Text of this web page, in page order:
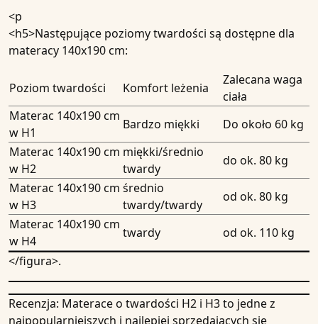
<p
<h5>Następujące poziomy twardości są dostępne dla
materacy 140x190 cm:
Poziom twardości Komfort leżenia
Zalecana waga
ciała
Materac 140x190 cm
w H1
Bardzo miękki
Do około 60 kg
Materac 140x190 cm
w H2
miękki/średnio
twardy
do ok. 80 kg
Materac 140x190 cm
w H3
średnio
twardy/twardy
od ok. 80 kg
Materac 140x190 cm
w H4
twardy
od ok. 110 kg
</figura>.
Recenzja: Materace o twardości H2 i H3 to jedne z
najpopularniejszych i najlepiej sprzedających się